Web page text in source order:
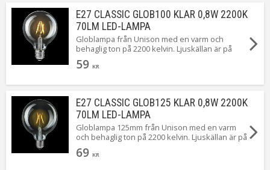
E27 CLASSIC GLOB100 KLAR 0,8W 2200K
70LM LED-LAMPA
Globlampa från Unison med en varm och
behaglig ton på 2200 kelvin. Ljuskällan är på
endast 0,8 watt med ett ljusflöde på 70 Lumen.
Perfekt i armaturer med många lampor eller i
59 KR
E27 CLASSIC GLOB125 KLAR 0,8W 2200K
70LM LED-LAMPA
Globlampa 125mm från Unison med en varm
och behaglig ton på 2200 kelvin. Ljuskällan är på
endast 0,8 watt med ett ljusflöde på 70 Lumen.
Perfekt i armaturer med många lampor eller i
69 KR